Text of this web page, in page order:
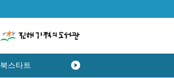
북스타트